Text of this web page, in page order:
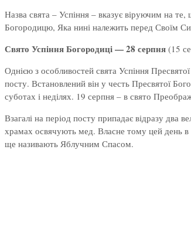
Назва свята – Успіння – вказує віруючим на
Богородицю, Яка нині належить перед Своїм
Свято Успіння Богородиці — 28 серпня (15
Однією з особливостей свята Успіння
посту. Встановлений він у честь Пресвятої
суботах і неділях. 19 серпня – в свято
Взагалі на період посту припадає відразу два
храмах освячують мед. Власне тому цей день
ще називають Яблучним Спасом.